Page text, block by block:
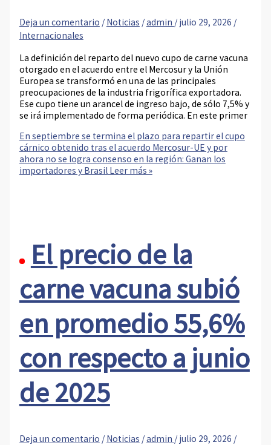
Deja un comentario / Noticias /admin / julio 29, 2026 /
Internacionales
La definición del reparto del nuevo cupo de carne vacuna
otorgado en el acuerdo entre el Mercosur y la Unión
Europea se transformó en una de las principales
preocupaciones de la industria frigorífica exportadora.
Ese cupo tiene un arancel de ingreso bajo, de sólo 7,5% y
se irá implementado de forma periódica. En este primer
En septiembre se termina el plazo para repartir el cupo
cárnico obtenido tras el acuerdo Mercosur-UE y por
ahora no se logra consenso en la región: Ganan los
importadores y BrasilLeer más »
El precio de la
carne vacuna subió
en promedio 55,6%
con respecto a junio
de 2025
Deja un comentario / Noticias /admin / julio 29, 2026 /